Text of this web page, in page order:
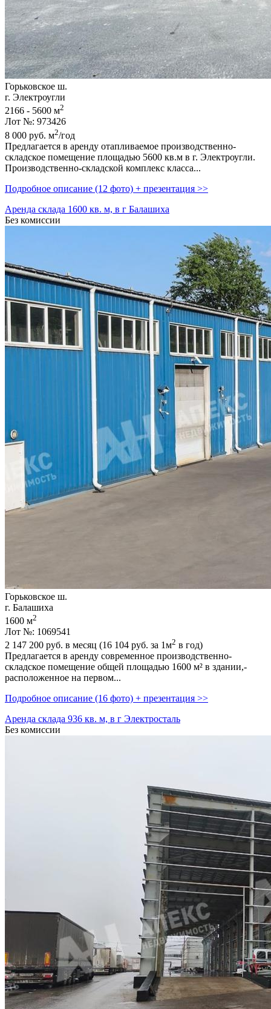
Горьковское ш.
г. Электроугли
2166 - 5600 м2
Лот №: 973426
8 000 руб. м2/год
Предлагается в аренду отапливаемое производственно-
складское помещение площадью 5600 кв.м в г. Электроугли.
Производственно-складской комплекс класса...
Подробное описание (12 фото) + презентация >>
Аренда склада 1600 кв. м, в г Балашиха
Без комиссии
Горьковское ш.
г. Балашиха
1600 м2
Лот №: 1069541
2 147 200 руб. в месяц (16 104 руб. за 1м2 в год)
Предлагается в аренду современное производственно-
складское помещение общей площадью 1600 м² в здании,­
расположенное на первом...
Подробное описание (16 фото) + презентация >>
Аренда склада 936 кв. м, в г Электросталь
Без комиссии